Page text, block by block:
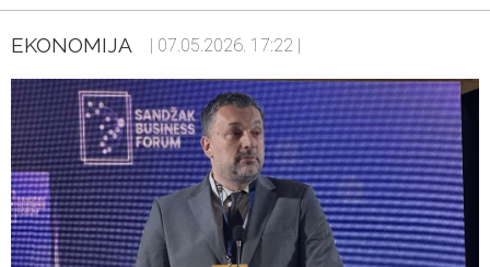
EKONOMIJA | 07.05.2026. 17:22 |